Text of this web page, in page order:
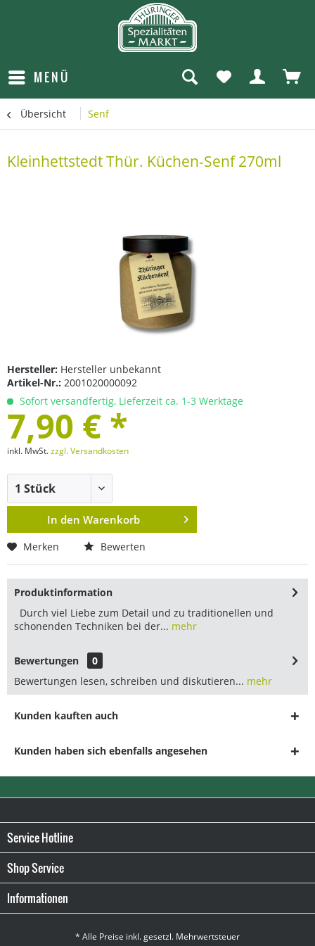
MENÜ
Übersicht Senf
Kleinhettstedt Thür. Küchen-Senf 270ml
Hersteller: Hersteller unbekannt
Artikel-Nr.: 2001020000092
Sofort versandfertig, Lieferzeit ca. 1-3 Werktage
7,90 € *
inkl. MwSt.zzgl. Versandkosten
In den Warenkorb
Merken Bewerten
Produktinformation
Durch viel Liebe zum Detail und zu traditionellen und
schonenden Techniken bei der... mehr
Bewertungen
0
Bewertungen lesen, schreiben und diskutieren... mehr
Kunden kauften auch
Kunden haben sich ebenfalls angesehen
Service Hotline
Shop Service
Informationen
* Alle Preise inkl. gesetzl. Mehrwertsteuer